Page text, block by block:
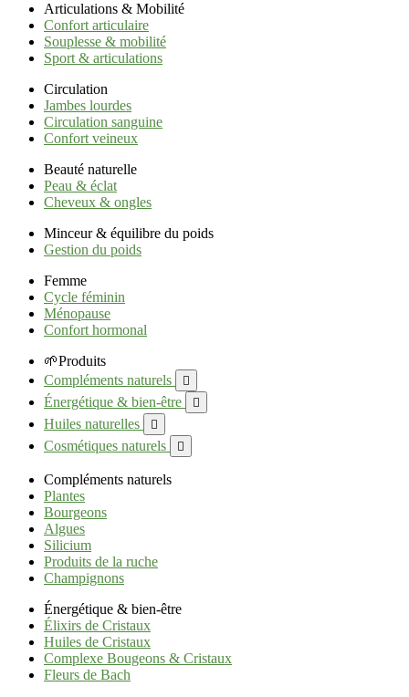
Articulations & Mobilité
Confort articulaire
Souplesse & mobilité
Sport & articulations
Circulation
Jambes lourdes
Circulation sanguine
Confort veineux
Beauté naturelle
Peau & éclat
Cheveux & ongles
Minceur & équilibre du poids
Gestion du poids
Femme
Cycle féminin
Ménopause
Confort hormonal
🌱Produits
Compléments naturels

Énergétique & bien-être 
Huiles naturelles 
Cosmétiques naturels 
Compléments naturels
Plantes
Bourgeons
Algues
Silicium
Produits de la ruche
Champignons
Énergétique & bien-être
Élixirs de Cristaux
Huiles de Cristaux
Complexe Bougeons & Cristaux
Fleurs de Bach